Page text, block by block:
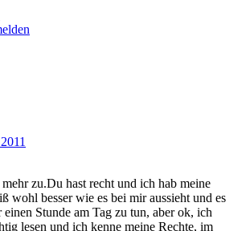
zu.Du hast recht und ich hab meine
wohl besser wie es bei mir aussieht und es
Stunde am Tag zu tun, aber ok, ich
lesen und ich kenne meine Rechte, im